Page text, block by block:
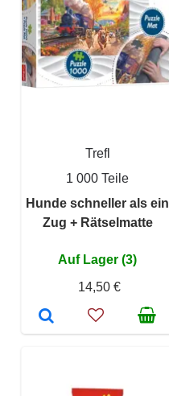
Trefl
1 000 Teile
Hunde schneller als ein
Zug + Rätselmatte
Auf Lager (3)
14,50 €